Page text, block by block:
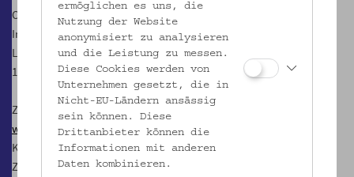
Ort:
Innenhof des Volkskundemuseum Wien
Laudongasse Tor 19
1080 Wien
Zur
Mostothek im Volkskundemuseum Wien
www.gesoks.net
Kontakt:
most@gesoks.net
Zudem findet man die GeSOKS auf
ermöglichen es uns, die
Nutzung der Website
anonymisiert zu analysieren
und die Leistung zu messen.
Diese Cookies werden von
Unternehmen gesetzt, die in
Nicht-EU-Ländern ansässig
sein können. Diese
Drittanbieter können die
Informationen mit anderen
Daten kombinieren.